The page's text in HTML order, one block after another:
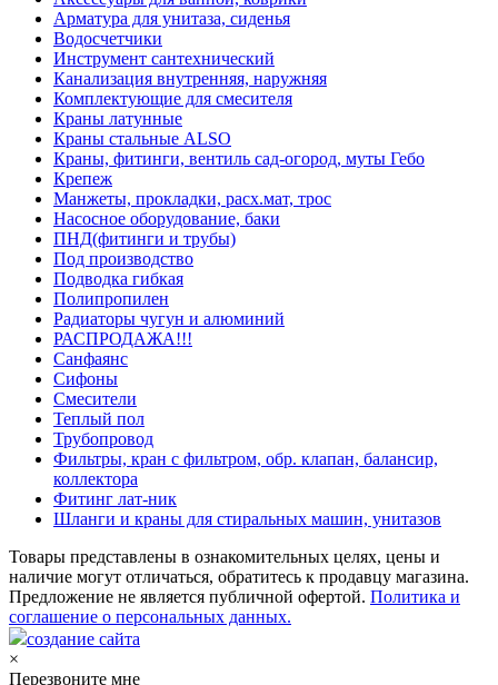
Арматура для унитаза, сиденья
Водосчетчики
Инструмент сантехнический
Канализация внутренняя, наружняя
Комплектующие для смесителя
Краны латунные
Краны стальные ALSO
Краны, фитинги, вентиль сад-огород, муты Гебо
Крепеж
Манжеты, прокладки, расх.мат, трос
Насосное оборудование, баки
ПНД(фитинги и трубы)
Под производство
Подводка гибкая
Полипропилен
Радиаторы чугун и алюминий
РАСПРОДАЖА!!!
Санфаянс
Сифоны
Смесители
Теплый пол
Трубопровод
Фильтры, кран с фильтром, обр. клапан, балансир,
коллектора
Фитинг лат-ник
Шланги и краны для стиральных машин, унитазов
Товары представлены в ознакомительных целях, цены и
наличие могут отличаться, обратитесь к продавцу магазина.
Предложение не является публичной офертой. Политика и
соглашение о персональных данных.
создание сайта
×
Перезвоните мне